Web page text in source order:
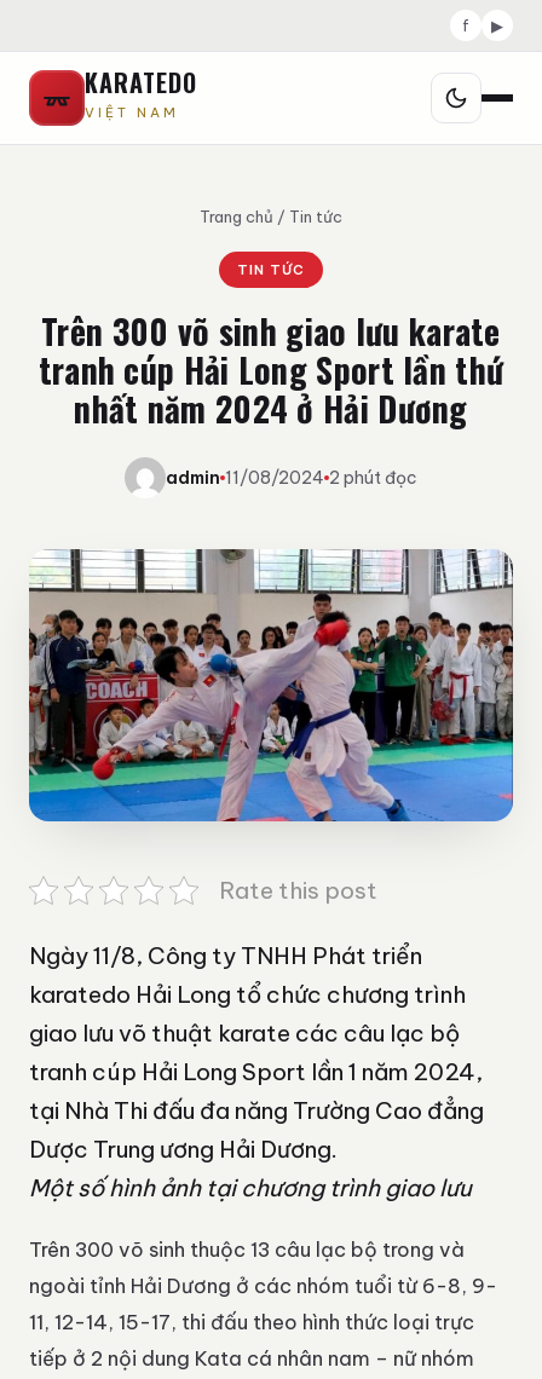
f ▶
KARATEDO
VIỆT NAM
Trang chủ / Tin tức
TIN TỨC
Trên 300 võ sinh giao lưu karate
tranh cúp Hải Long Sport lần thứ
nhất năm 2024 ở Hải Dương
admin 11/08/2024 2 phút đọc
Rate this post
Ngày 11/8, Công ty TNHH Phát triển
karatedo Hải Long tổ chức chương trình
giao lưu võ thuật karate các câu lạc bộ
tranh cúp Hải Long Sport lần 1 năm 2024,
tại Nhà Thi đấu đa năng Trường Cao đẳng
Dược Trung ương Hải Dương.
Một số hình ảnh tại chương trình giao lưu
Trên 300 võ sinh thuộc 13 câu lạc bộ trong và
ngoài tỉnh Hải Dương ở các nhóm tuổi từ 6-8, 9-
11, 12-14, 15-17, thi đấu theo hình thức loại trực
tiếp ở 2 nội dung Kata cá nhân nam – nữ nhóm